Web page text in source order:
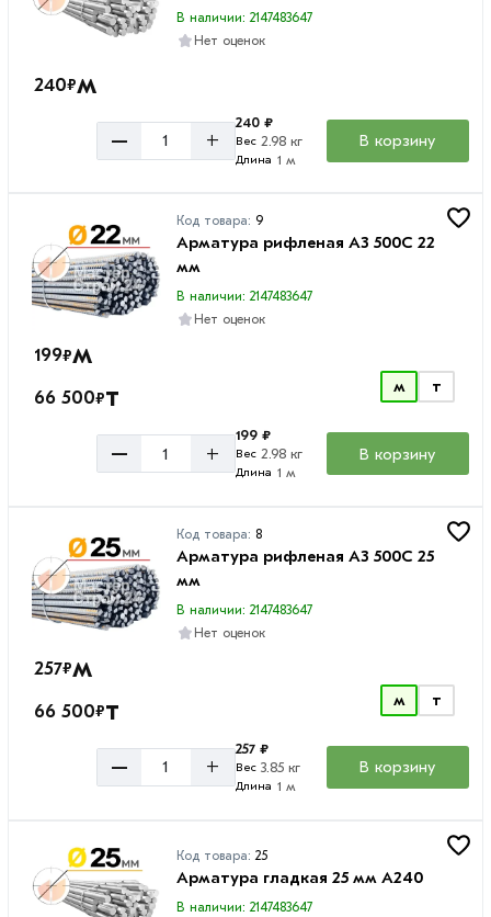
В наличии: 2147483647
Нет оценок
240₽м
– +
240 ₽
Вес 2.98 кг
Длина 1 м
В корзину
Код товара: 9
Арматура рифленая А3 500С 22
мм
В наличии: 2147483647
Нет оценок
199₽м
66 500₽т м т
– +
199 ₽
Вес 2.98 кг
Длина 1 м
В корзину
Код товара: 8
Арматура рифленая А3 500С 25
мм
В наличии: 2147483647
Нет оценок
257₽м
66 500₽т м т
– +
257 ₽
Вес 3.85 кг
Длина 1 м
В корзину
Код товара:25
Арматура гладкая 25 мм A240
В наличии: 2147483647